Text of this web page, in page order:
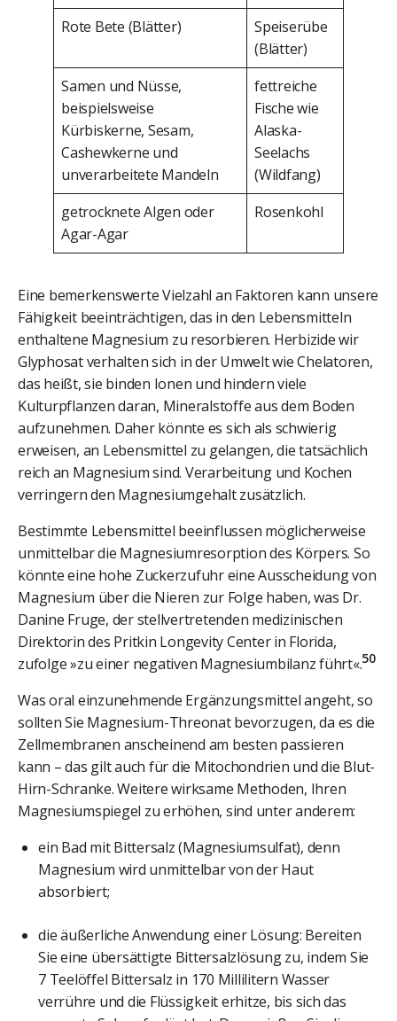
Rote Bete (Blätter)
Speiserübe
(Blätter)
Samen und Nüsse,
beispielsweise
Kürbiskerne, Sesam,
Cashewkerne und
unverarbeitete Mandeln
fettreiche
Fische wie
Alaska-
Seelachs
(Wildfang)
getrocknete Algen oder
Agar-Agar
Rosenkohl
Eine bemerkenswerte Vielzahl an Faktoren kann unsere
Fähigkeit beeinträchtigen, das in den Lebensmitteln
enthaltene Magnesium zu resorbieren. Herbizide wir
Glyphosat verhalten sich in der Umwelt wie Chelatoren,
das heißt, sie binden Ionen und hindern viele
Kulturpflanzen daran, Mineralstoffe aus dem Boden
aufzunehmen. Daher könnte es sich als schwierig
erweisen, an Lebensmittel zu gelangen, die tatsächlich
reich an Magnesium sind. Verarbeitung und Kochen
verringern den Magnesiumgehalt zusätzlich.
Bestimmte Lebensmittel beeinflussen möglicherweise
unmittelbar die Magnesiumresorption des Körpers. So
könnte eine hohe Zuckerzufuhr eine Ausscheidung von
Magnesium über die Nieren zur Folge haben, was Dr.
Danine Fruge, der stellvertretenden medizinischen
Direktorin des Pritkin Longevity Center in Florida,
zufolge »zu einer negativen Magnesiumbilanz führt«.50
Was oral einzunehmende Ergänzungsmittel angeht, so
sollten Sie Magnesium-Threonat bevorzugen, da es die
Zellmembranen anscheinend am besten passieren
kann – das gilt auch für die Mitochondrien und die Blut-
Hirn-Schranke. Weitere wirksame Methoden, Ihren
Magnesiumspiegel zu erhöhen, sind unter anderem:
ein Bad mit Bittersalz (Magnesiumsulfat), denn
Magnesium wird unmittelbar von der Haut
absorbiert;
die äußerliche Anwendung einer Lösung: Bereiten
Sie eine übersättigte Bittersalzlösung zu, indem Sie
7 Teelöffel Bittersalz in 170 Millilitern Wasser
verrühre und die Flüssigkeit erhitze, bis sich das